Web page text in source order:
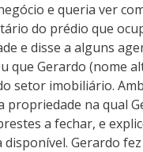
e queria ver
do prédio que
e disse a alguns
que Gerardo (nome
setor imobiliário.
na qual
a fechar, e
Gerardo